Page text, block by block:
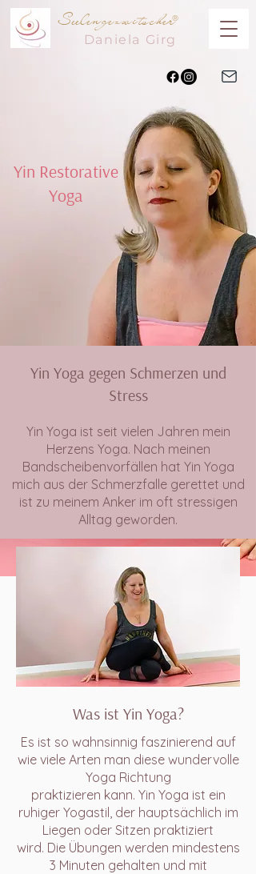
Seelengezwitscher
Daniela Girg
®
Yin Restorative
Yoga
Yin Yoga gegen Schmerzen und
Stress
Yin Yoga ist seit vielen Jahren mein
Herzens Yoga. Nach meinen
Bandscheibenvorfällen hat Yin Yoga
mich aus der Schmerzfalle gerettet und
ist zu meinem Anker im oft stressigen
Alltag geworden.
Was ist Yin Yoga?
Es ist so wahnsinnig faszinierend auf
wie viele Arten man diese wundervolle
Yoga Richtung
praktizieren kann. Yin Yoga ist ein
ruhiger Yogastil, der hauptsächlich im
Liegen oder Sitzen praktiziert
wird. Die Übungen werden mindestens
3 Minuten gehalten und mit